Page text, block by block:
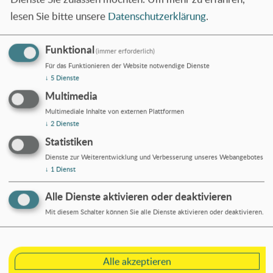
Geschichte
lesen Sie bitte unsere Datenschutzerklärung.
Funktional(immer erforderlich)
Für das Funktionieren der Website notwendige Dienste
↓ 5 Dienste
Multimedia
Multimediale Inhalte von externen Plattformen
↓ 2 Dienste
Statistiken
Dienste zur Weiterentwicklung und Verbesserung unseres Webangebotes
↓ 1 Dienst
Alle Dienste aktivieren oder deaktivieren
Mit diesem Schalter können Sie alle Dienste aktivieren oder deaktivieren.
Alle akzeptieren